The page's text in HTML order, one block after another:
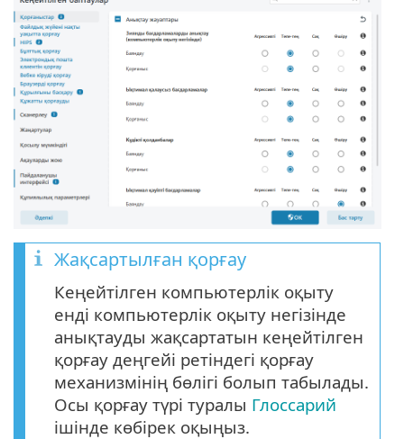
Жақсартылған қорғау
Кеңейтілген компьютерлік оқыту
енді компьютерлік оқыту негізінде
анықтауды жақсартатын кеңейтілген
қорғау деңгейі ретіндегі қорғау
механизмінің бөлігі болып табылады.
Осы қорғау түрі туралы Глоссарий
ішінде көбірек оқыңыз.